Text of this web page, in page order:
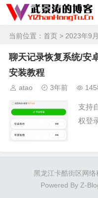
当前位置： 首页 > 2023年9月
聊天记录恢复系统/安
安装教程
atao 3年前
支持
权登
黑龙江卡酷街区网
Powered By Z-